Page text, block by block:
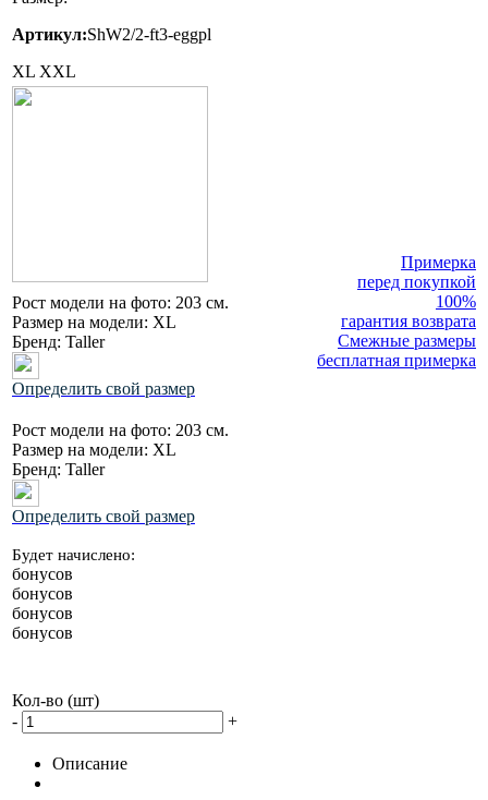
Артикул:ShW2/2-ft3-eggpl
XL XXL
Рост модели на фото: 203 см.
Размер на модели: XL
Бренд: Taller
Определить свой размер
Рост модели на фото: 203 см.
Размер на модели: XL
Бренд: Taller
Определить свой размер
Примерка
перед покупкой
100%
гарантия возврата
Смежные размеры
бесплатная примерка
Будет начислено:
бонусов
бонусов
бонусов
бонусов
Кол-во (шт)
-
+
Описание